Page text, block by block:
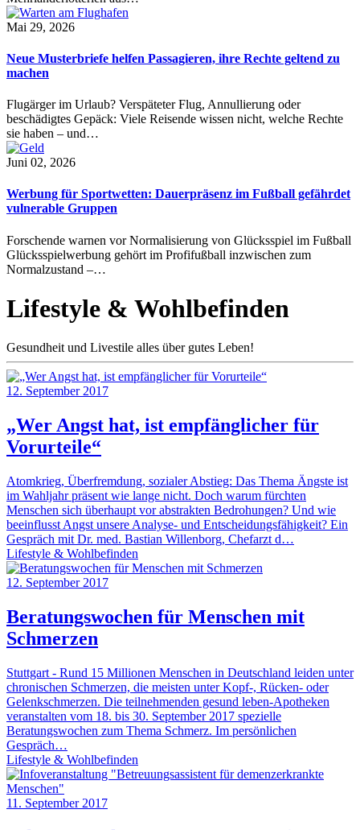
Mai 29, 2026
Neue Musterbriefe helfen Passagieren, ihre Rechte geltend zu
machen
Flugärger im Urlaub? Verspäteter Flug, Annullierung oder
beschädigtes Gepäck: Viele Reisende wissen nicht, welche Rechte
sie haben – und…
Juni 02, 2026
Werbung für Sportwetten: Dauerpräsenz im Fußball gefährdet
vulnerable Gruppen
Forschende warnen vor Normalisierung von Glücksspiel im Fußball
Glücksspielwerbung gehört im Profifußball inzwischen zum
Normalzustand –…
Lifestyle & Wohlbefinden
Gesundheit und Livestile alles über gutes Leben!
12. September 2017
„Wer Angst hat, ist empfänglicher für
Vorurteile“
Atomkrieg, Überfremdung, sozialer Abstieg: Das Thema Ängste ist
im Wahljahr präsent wie lange nicht. Doch warum fürchten
Menschen sich überhaupt vor abstrakten Bedrohungen? Und wie
beeinflusst Angst unsere Analyse- und Entscheidungsfähigkeit? Ein
Gespräch mit Dr. med. Bastian Willenborg, Chefarzt d…
Lifestyle & Wohlbefinden
12. September 2017
Beratungswochen für Menschen mit
Schmerzen
Stuttgart - Rund 15 Millionen Menschen in Deutschland leiden unter
chronischen Schmerzen, die meisten unter Kopf-, Rücken- oder
Gelenkschmerzen. Die teilnehmenden gesund leben-Apotheken
veranstalten vom 18. bis 30. September 2017 spezielle
Beratungswochen zum Thema Schmerz. Im persönlichen
Gespräch…
Lifestyle & Wohlbefinden
11. September 2017